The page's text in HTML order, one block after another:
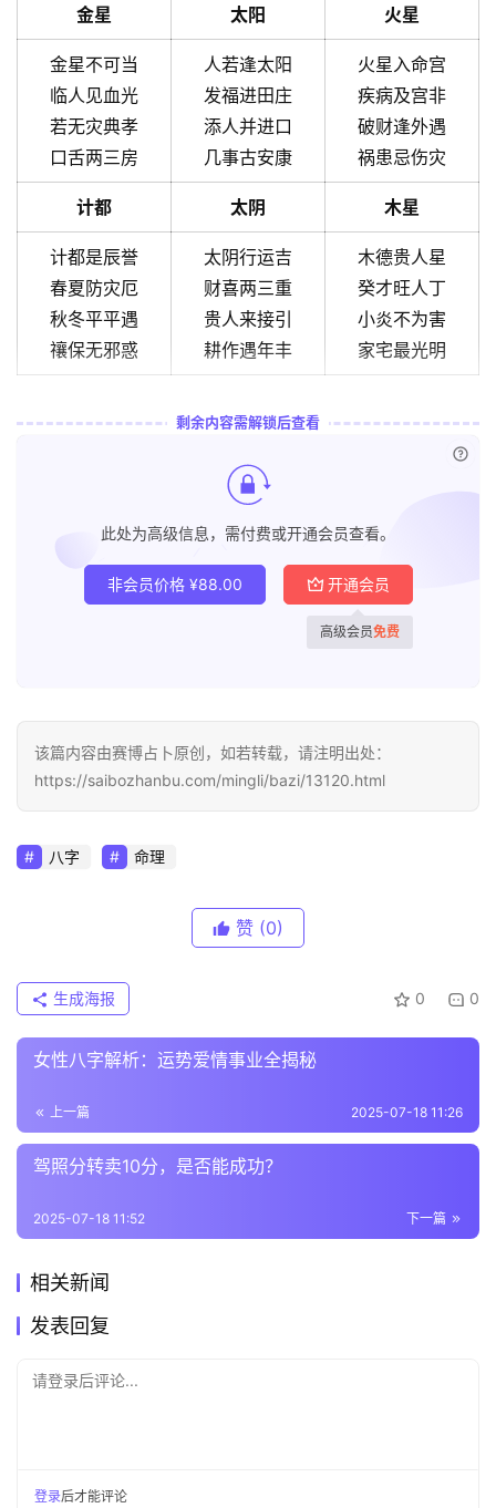
金星 太阳 火星
金星不可当
临人见血光
若无灾典孝
口舌两三房
人若逢太阳
发福进田庄
添人并进口
几事古安康
火星入命宫
疾病及宫非
破财逢外遇
祸患忌伤灾
计都 太阴 木星
计都是辰誉
春夏防灾厄
秋冬平平遇
禳保无邪惑
太阴行运吉
财喜两三重
贵人来接引
耕作遇年丰
木德贵人星
癸才旺人丁
小炎不为害
家宅最光明
剩余内容需解锁后查看
此处为高级信息，需付费或开通会员查看。
非会员价格 ¥88.00 开通会员
高级会员免费
该篇内容由赛博占卜原创，如若转载，请注明出处：
https://saibozhanbu.com/mingli/bazi/13120.html
八字 命理
赞 (0)
0 0
生成海报
女性八字解析：运势爱情事业全揭秘
上一篇 2025-07-18 11:26
驾照分转卖10分，是否能成功？
下一篇
2025-07-18 11:52
相关新闻
发表回复
请登录后评论...
登录后才能评论